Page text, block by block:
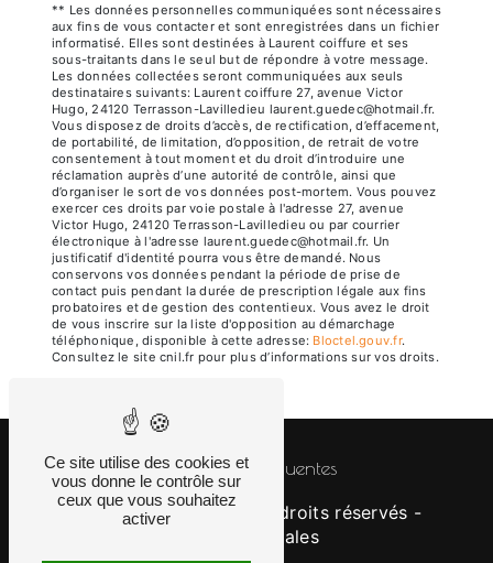
** Les données personnelles communiquées sont nécessaires
aux fins de vous contacter et sont enregistrées dans un fichier
informatisé. Elles sont destinées à Laurent coiffure et ses
sous-traitants dans le seul but de répondre à votre message.
Les données collectées seront communiquées aux seuls
destinataires suivants: Laurent coiffure 27, avenue Victor
Hugo, 24120 Terrasson-Lavilledieu laurent.guedec@hotmail.fr.
Vous disposez de droits d’accès, de rectification, d’effacement,
de portabilité, de limitation, d’opposition, de retrait de votre
consentement à tout moment et du droit d’introduire une
réclamation auprès d’une autorité de contrôle, ainsi que
d’organiser le sort de vos données post-mortem. Vous pouvez
exercer ces droits par voie postale à l'adresse 27, avenue
Victor Hugo, 24120 Terrasson-Lavilledieu ou par courrier
électronique à l'adresse laurent.guedec@hotmail.fr. Un
justificatif d'identité pourra vous être demandé. Nous
conservons vos données pendant la période de prise de
contact puis pendant la durée de prescription légale aux fins
probatoires et de gestion des contentieux. Vous avez le droit
de vous inscrire sur la liste d'opposition au démarchage
téléphonique, disponible à cette adresse:
Bloctel.gouv.fr.
Consultez le site cnil.fr pour plus d’informations sur vos droits.
Recherches fréquentes
©Vistalid- 2026 - Tous droits réservés -
Mentions légales
Ce site utilise des cookies et
vous donne le contrôle sur
ceux que vous souhaitez
activer